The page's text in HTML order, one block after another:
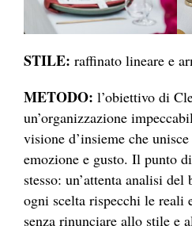
STILE: raffinato lineare e
METODO: l’obiettivo di
un’organizzazione
visione d’insieme che
emozione e gusto. Il punto
stesso: un’attenta analisi
ogni scelta rispecchi le reali
senza rinunciare allo stile e